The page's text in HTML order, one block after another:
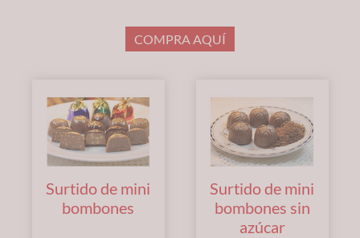
COMPRA AQUÍ
Surtido de mini
bombones
Surtido de mini
bombones sin
azúcar